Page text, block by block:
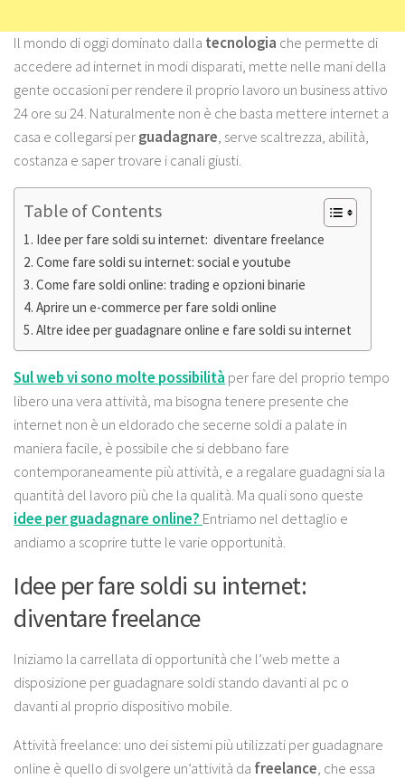
Il mondo di oggi dominato dalla tecnologia che permette di
accedere ad internet in modi disparati, mette nelle mani della
gente occasioni per rendere il proprio lavoro un business attivo
24 ore su 24. Naturalmente non è che basta mettere internet a
casa e collegarsi perguadagnare, serve scaltrezza, abilità,
costanza e saper trovare i canali giusti.
Table of Contents
Idee per fare soldi su internet: diventare freelance
Come fare soldi su internet: social e youtube
Come fare soldi online: trading e opzioni binarie
Aprire un e-commerce per fare soldi online
Altre idee per guadagnare online e fare soldi su internet
Sul web vi sono molte possibilità per fare del proprio tempo
libero una vera attività, ma bisogna tenere presente che
internet non è un eldorado che secerne soldi a palate in
maniera facile, è possibile che si debbano fare
contemporaneamente più attività, e a regalare guadagni sia la
quantità del lavoro più che la qualità. Ma quali sono queste
idee per guadagnare online? Entriamo nel dettaglio e
andiamo a scoprire tutte le varie opportunità.
Idee per fare soldi su internet:
diventare freelance
Iniziamo la carrellata di opportunità che l’web mette a
disposizione perguadagnare soldi stando davanti al pc o
davanti al proprio dispositivo mobile.
Attività freelance: uno dei sistemi più utilizzati per guadagnare
online è quello di svolgere un’attività da freelance, che essa